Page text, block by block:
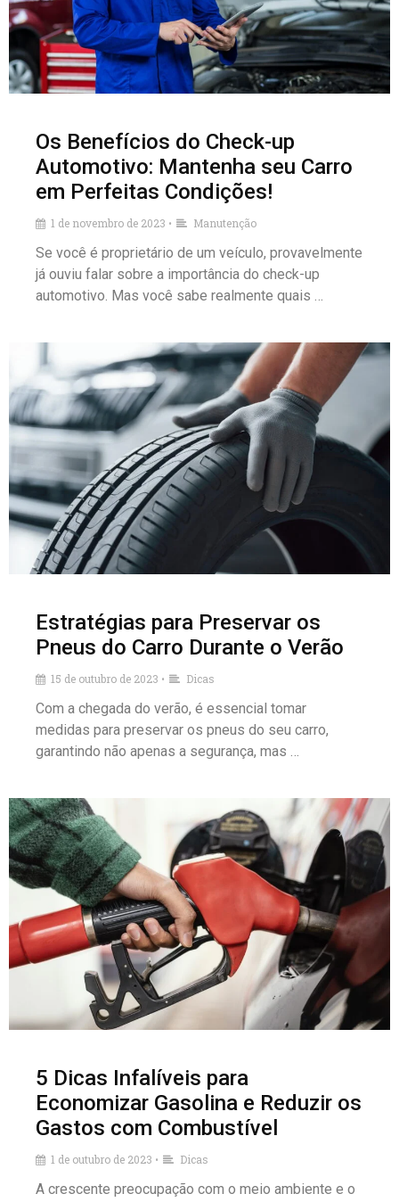
Os Benefícios do Check-up
Automotivo: Mantenha seu Carro
em Perfeitas Condições!
1 de novembro de 2023 • Manutenção
Se você é proprietário de um veículo, provavelmente
já ouviu falar sobre a importância do check-up
automotivo. Mas você sabe realmente quais …
Estratégias para Preservar os
Pneus do Carro Durante o Verão
15 de outubro de 2023 • Dicas
Com a chegada do verão, é essencial tomar
medidas para preservar os pneus do seu carro,
garantindo não apenas a segurança, mas …
5 Dicas Infalíveis para
Economizar Gasolina e Reduzir os
Gastos com Combustível
1 de outubro de 2023 • Dicas
A crescente preocupação com o meio ambiente e o